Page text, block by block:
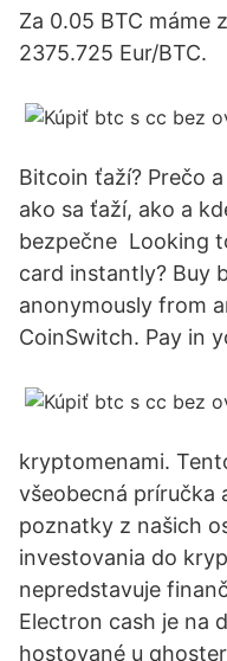
Za 0.05 BTC máme
2375.725 Eur/BTC.
Bitcoin ťaží? Prečo
ako sa ťaží, ako a
bezpečne Looking
card instantly? Buy
anonymously from
CoinSwitch. Pay in
kryptomenami.
všeobecná príručka
poznatky z našich
investovania do
nepredstavuje
Electron cash je na
hostované u